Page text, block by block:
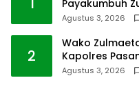
Payakumbuh
Agustus 3, 2026
2
Wako
Kapolres
Agustus 3, 2026